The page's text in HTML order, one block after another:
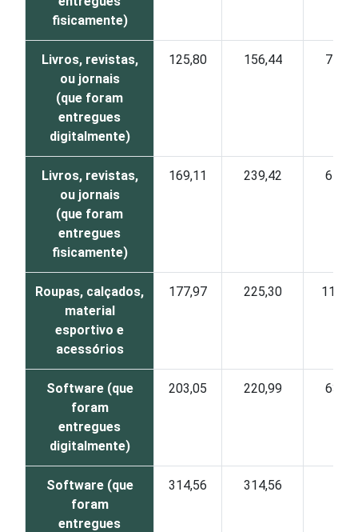
fisicamente)
Livros, revistas,
ou jornais
(que foram
entregues
digitalmente)
125,80 156,44 75,46
Livros, revistas,
ou jornais
(que foram
entregues
fisicamente)
169,11 239,42 65,68
Roupas, calçados,
material
esportivo e
acessórios
177,97 225,30
Software (que
foram
entregues
digitalmente)
203,05 220,99 63,69
Software (que
foram
entregues
314,56 314,56